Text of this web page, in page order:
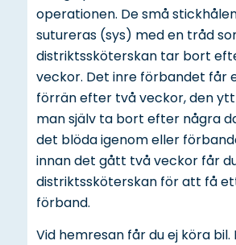
operationen. De små
sutureras (sys) med en tråd
distriktssköterskan tar bort
veckor. Det inre förbandet får
förrän efter två veckor, den
man själv ta bort efter några
det blöda igenom eller
innan det gått två veckor får
distriktssköterskan för att få
förband.
Vid hemresan får du ej köra bil.